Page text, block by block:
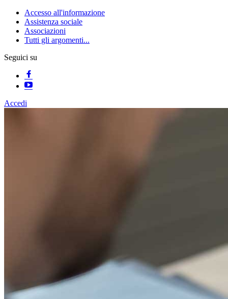
Accesso all'informazione
Assistenza sociale
Associazioni
Tutti gli argomenti...
Seguici su
Accedi